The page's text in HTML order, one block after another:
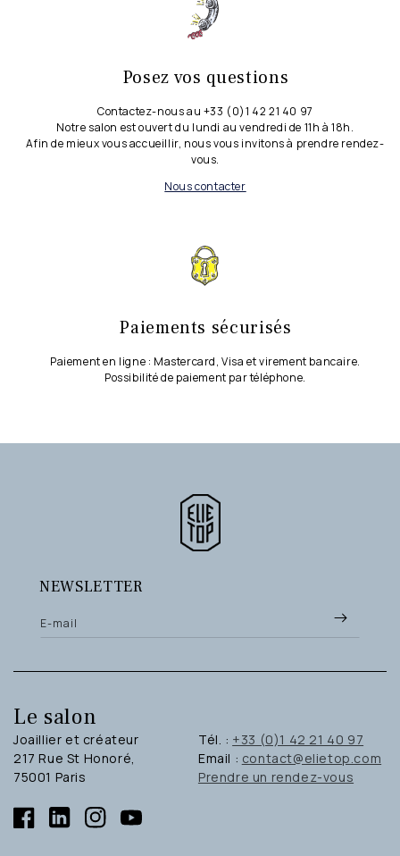
Posez vos questions
Contactez-nous au +33 (0)1 42 21 40 97
Notre salon est ouvert du lundi au vendredi de 11h à 18h.
Afin de mieux vous accueillir, nous vous invitons à prendre rendez-
vous.
Nous contacter
Paiements sécurisés
Paiement en ligne : Mastercard, Visa et virement bancaire.
Possibilité de paiement par téléphone.
NEWSLETTER
E-mail
Le salon
Joaillier et créateur
217 Rue St Honoré,
75001 Paris
FacebookLinkedinInstagramYouTube
Tél. : +33 (0)1 42 21 40 97
Email : contact@elietop.com
Prendre un rendez-vous